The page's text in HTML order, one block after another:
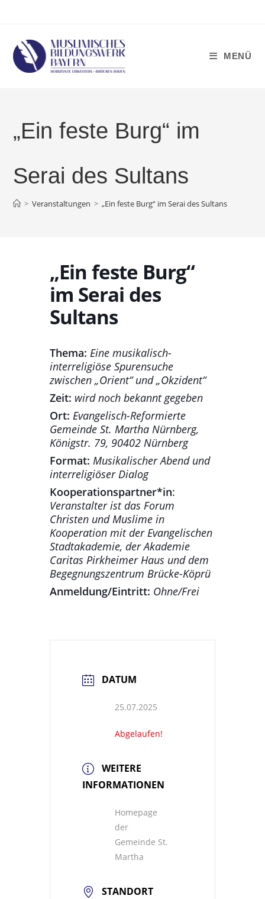
MENÜ
„Ein feste Burg“ im
Serai des Sultans
> Veranstaltungen > „Ein feste Burg“ im Serai des Sultans
„Ein feste Burg“
im Serai des
Sultans
Thema: Eine musikalisch-
interreligiöse Spurensuche
zwischen „Orient“ und „Okzident“
Zeit: wird noch bekannt gegeben
Ort: Evangelisch-Reformierte
Gemeinde St. Martha Nürnberg,
Königstr. 79, 90402 Nürnberg
Format: Musikalischer Abend und
interreligiöser Dialog
Kooperationspartner*in:
Veranstalter ist das Forum
Christen und Muslime in
Kooperation mit der Evangelischen
Stadtakademie, der Akademie
Caritas Pirkheimer Haus und dem
Begegnungszentrum Brücke-Köprü
Anmeldung/Eintritt: Ohne/Frei
DATUM
25.07.2025
Abgelaufen!
WEITERE
INFORMATIONEN
Homepage
der
Gemeinde St.
Martha
STANDORT